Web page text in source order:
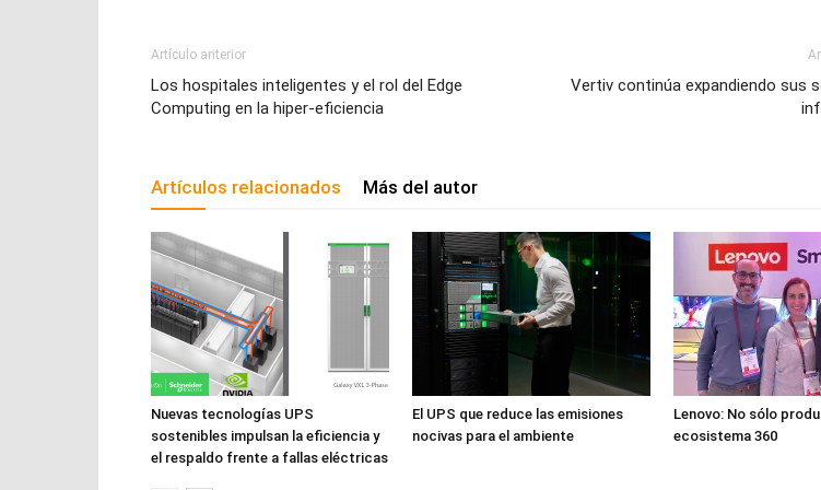
Artículo anterior
Los hospitales inteligentes y el rol del Edge
Computing en la hiper-eficiencia
Vertiv continúa expandiendo sus
Artículos relacionados Más del autor
Nuevas tecnologías UPS
sostenibles impulsan la eficiencia y
el respaldo frente a fallas eléctricas
El UPS que reduce las emisiones
nocivas para el ambiente
Lenovo: No sólo
ecosistema 360